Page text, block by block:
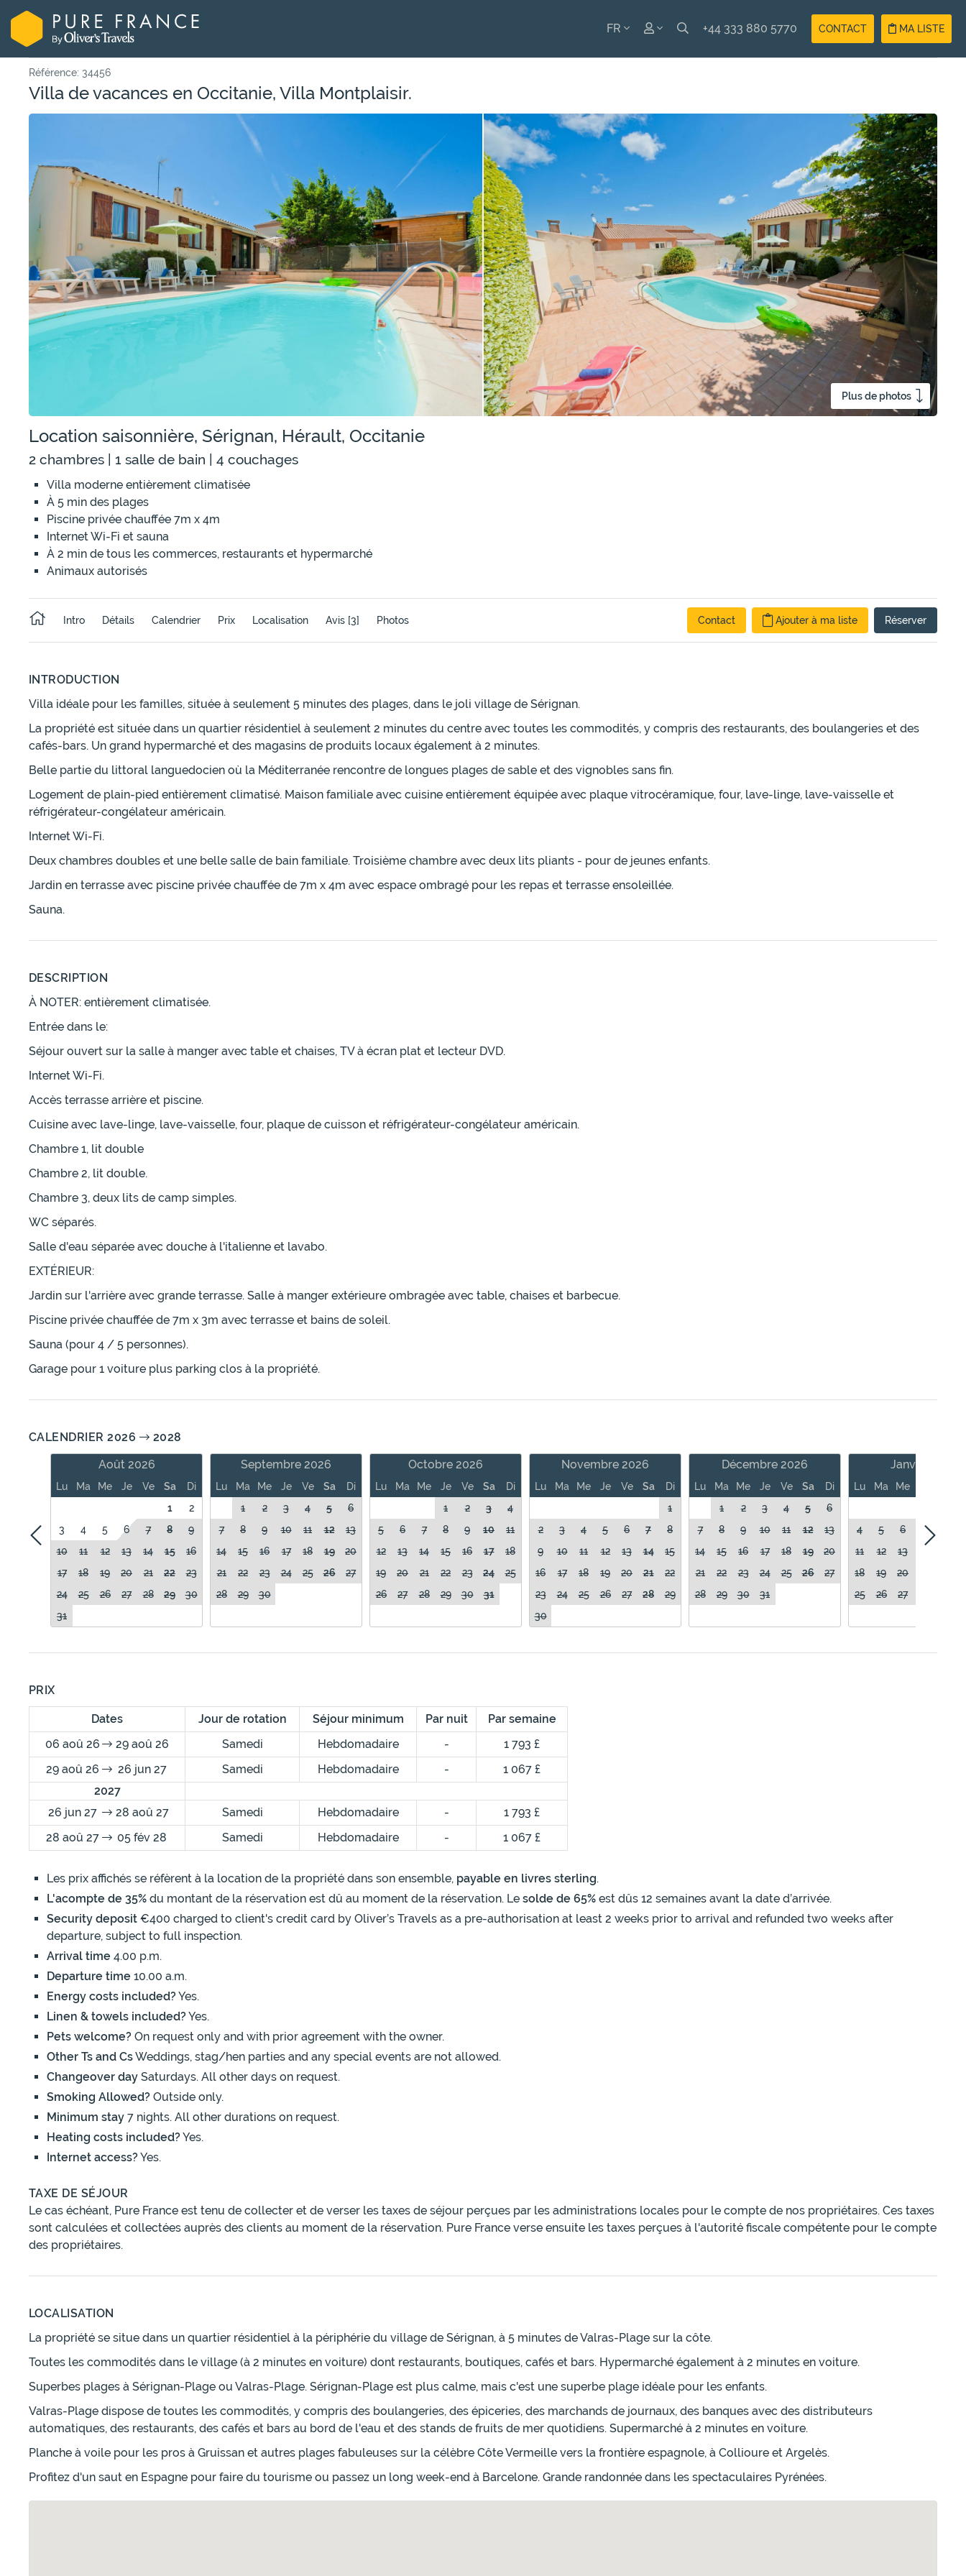
MA LISTE
CONTACT
+44 333 880 5770
Compte
Compte
Propriétaire
FR
ENGLISH
Référence: 34456
Villa de vacances en Occitanie, Villa Montplaisir.
Plus de photos
Location saisonnière, Sérignan, Hérault, Occitanie
2 chambres | 1 salle de bain | 4 couchages
Villa moderne entièrement climatisée
À 5 min des plages
Piscine privée chauffée 7m x 4m
Internet Wi-Fi et sauna
À 2 min de tous les commerces, restaurants et hypermarché
Animaux autorisés
Intro Détails Calendrier Prix Localisation Avis [3] Photos Contact Ajouter à ma liste Réserver
INTRODUCTION
Villa idéale pour les familles, située à seulement 5 minutes des plages, dans le joli village de Sérignan.
La propriété est située dans un quartier résidentiel à seulement 2 minutes du centre avec toutes les commodités, y compris des restaurants, des boulangeries et des
cafés-bars. Un grand hypermarché et des magasins de produits locaux également à 2 minutes.
Belle partie du littoral languedocien où la Méditerranée rencontre de longues plages de sable et des vignobles sans fin.
Logement de plain-pied entièrement climatisé. Maison familiale avec cuisine entièrement équipée avec plaque vitrocéramique, four, lave-linge, lave-vaisselle et
réfrigérateur-congélateur américain.
Internet Wi-Fi.
Deux chambres doubles et une belle salle de bain familiale. Troisième chambre avec deux lits pliants - pour de jeunes enfants.
Jardin en terrasse avec piscine privée chauffée de 7m x 4m avec espace ombragé pour les repas et terrasse ensoleillée.
Sauna.
DESCRIPTION
À NOTER: entièrement climatisée.
Entrée dans le:
Séjour ouvert sur la salle à manger avec table et chaises, TV à écran plat et lecteur DVD.
Internet Wi-Fi.
Accès terrasse arrière et piscine.
Cuisine avec lave-linge, lave-vaisselle, four, plaque de cuisson et réfrigérateur-congélateur américain.
Chambre 1, lit double
Chambre 2, lit double.
Chambre 3, deux lits de camp simples.
WC séparés.
Salle d'eau séparée avec douche à l'italienne et lavabo.
EXTÉRIEUR:
Jardin sur l'arrière avec grande terrasse. Salle à manger extérieure ombragée avec table, chaises et barbecue.
Piscine privée chauffée de 7m x 3m avec terrasse et bains de soleil.
Sauna (pour 4 / 5 personnes).
Garage pour 1 voiture plus parking clos à la propriété.
CALENDRIER 2026
2028
Août 2026
Lu Ma Me Je Ve Sa
Di
1
2
3
4 5 6 7 8
9
10
11 12 13 14 15
16
17
18 19 20 21 22
23
24
25 26 27 28 29
30
31
Septembre 2026
Lu Ma Me Je Ve Sa
Di
1
2 3 4 5
6
7
8 9 10 11 12
13
14
15 16 17 18 19
20
21
22 23 24 25 26
27
28
29 30
Octobre 2026
Lu Ma Me Je Ve Sa
Di
1
2 3
4
5
6 7 8 9 10
11
12
13 14 15 16 17
18
19
20 21 22 23 24
25
26
27 28 29 30 31
Novembre 2026
Lu Ma Me Je Ve Sa
Di
1
2
3 4 5 6 7
8
9
10 11 12 13 14
15
16
17 18 19 20 21
22
23
24 25 26 27 28
29
30
Décembre 2026
Lu Ma Me Je Ve Sa
Di
1
2 3 4 5
6
7
8 9 10 11 12
13
14
15 16 17 18 19
20
21
22 23 24 25 26
27
28
29 30 31
Janvier 2027
Lu Ma Me
4
5 6 7
11
12 13
18
19 20
25
26 27
PRIX
Dates Jour de rotation Séjour minimum Par nuit
Par semaine
06 aoû 26
29 aoû 26 Samedi Hebdomadaire -
1 793 £
29 aoû 26
26 jun 27 Samedi Hebdomadaire -
1 067 £
2027
26 jun 27
28 aoû 27 Samedi Hebdomadaire -
1 793 £
28 aoû 27
05 fév 28 Samedi Hebdomadaire - 1 067 £
Les prix affichés se réfèrent à la location de la propriété dans son ensemble, payable en livres sterling.
L'acompte de 35% du montant de la réservation est dû au moment de la réservation. Le solde de 65% est dûs 12 semaines avant la date d’arrivée.
Security deposit €400 charged to client's credit card by Oliver’s Travels as a pre-authorisation at least 2 weeks prior to arrival and refunded two weeks after
departure, subject to full inspection.
Arrival time 4.00 p.m.
Departure time 10.00 a.m.
Energy costs included?Yes.
Linen & towels included?Yes.
Pets welcome? On request only and with prior agreement with the owner.
Other Ts and CsWeddings, stag/hen parties and any special events are not allowed.
Changeover day Saturdays. All other days on request.
Smoking Allowed? Outside only.
Minimum stay 7 nights. All other durations on request.
Heating costs included?Yes.
Internet access?Yes.
TAXE DE SÉJOUR
Le cas échéant, Pure France est tenu de collecter et de verser les taxes de séjour perçues par les administrations locales pour le compte de nos propriétaires. Ces taxes
sont calculées et collectées auprès des clients au moment de la réservation. Pure France verse ensuite les taxes perçues à l'autorité fiscale compétente pour le compte
des propriétaires.
LOCALISATION
La propriété se situe dans un quartier résidentiel à la périphérie du village de Sérignan, à 5 minutes de Valras-Plage sur la côte.
Toutes les commodités dans le village (à 2 minutes en voiture) dont restaurants, boutiques, cafés et bars. Hypermarché également à 2 minutes en voiture.
Superbes plages à Sérignan-Plage ou Valras-Plage. Sérignan-Plage est plus calme, mais c'est une superbe plage idéale pour les enfants.
Valras-Plage dispose de toutes les commodités, y compris des boulangeries, des épiceries, des marchands de journaux, des banques avec des distributeurs
automatiques, des restaurants, des cafés et bars au bord de l'eau et des stands de fruits de mer quotidiens. Supermarché à 2 minutes en voiture.
Planche à voile pour les pros à Gruissan et autres plages fabuleuses sur la célèbre Côte Vermeille vers la frontière espagnole, à Collioure et Argelès.
Profitez d'un saut en Espagne pour faire du tourisme ou passez un long week-end à Barcelone. Grande randonnée dans les spectaculaires Pyrénées.